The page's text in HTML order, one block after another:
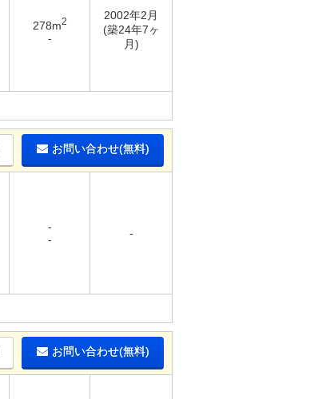
278m2
-
2002年2月
(築24年7ヶ
月)
お問い合わせ(無料)
-
-
-
お問い合わせ(無料)